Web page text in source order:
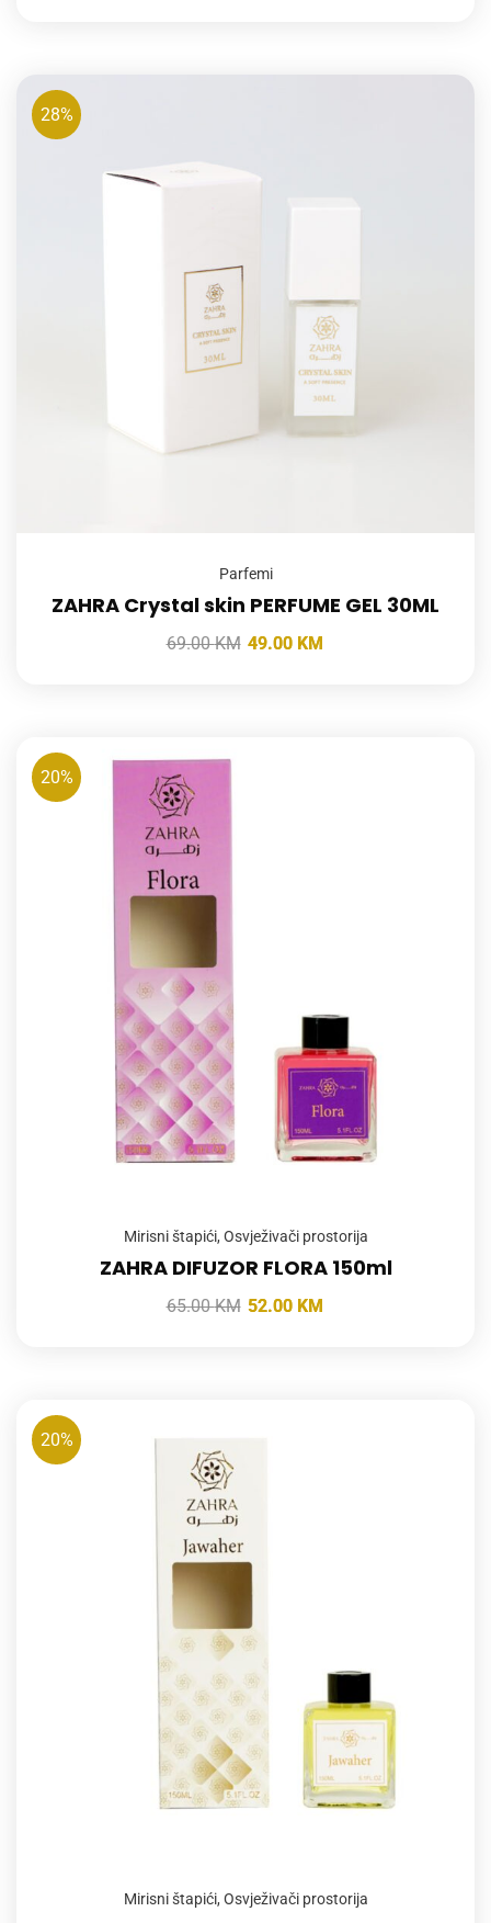
28%
Parfemi
ZAHRA Crystal skin PERFUME GEL 30ML
69.00KM 49.00 KM
20%
Mirisni štapići, Osvježivači prostorija
ZAHRA DIFUZOR FLORA 150ml
65.00KM 52.00 KM
20%
Mirisni štapići, Osvježivači prostorija